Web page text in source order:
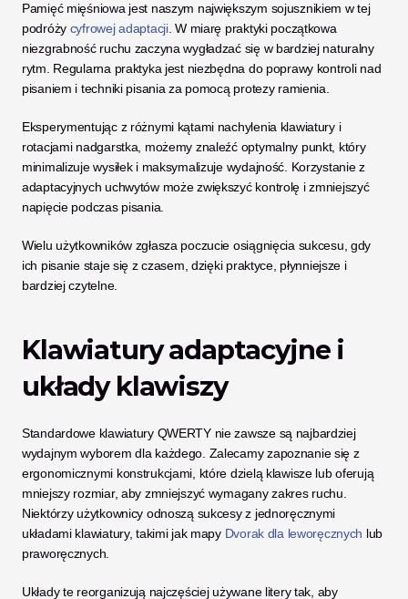
Pamięć mięśniowa jest naszym największym sojusznikiem w tej
podróży cyfrowej adaptacji. W miarę praktyki początkowa
niezgrabność ruchu zaczyna wygładzać się w bardziej naturalny
rytm. Regularna praktyka jest niezbędna do poprawy kontroli nad
pisaniem i techniki pisania za pomocą protezy ramienia.
Eksperymentując z różnymi kątami nachylenia klawiatury i
rotacjami nadgarstka, możemy znaleźć optymalny punkt, który
minimalizuje wysiłek i maksymalizuje wydajność. Korzystanie z
adaptacyjnych uchwytów może zwiększyć kontrolę i zmniejszyć
napięcie podczas pisania.
Wielu użytkowników zgłasza poczucie osiągnięcia sukcesu, gdy
ich pisanie staje się z czasem, dzięki praktyce, płynniejsze i
bardziej czytelne.
Klawiatury adaptacyjne i
układy klawiszy
Standardowe klawiatury QWERTY nie zawsze są najbardziej
wydajnym wyborem dla każdego. Zalecamy zapoznanie się z
ergonomicznymi konstrukcjami, które dzielą klawisze lub oferują
mniejszy rozmiar, aby zmniejszyć wymagany zakres ruchu.
Niektórzy użytkownicy odnoszą sukcesy z jednoręcznymi
układami klawiatury, takimi jak mapy Dvorak dla leworęcznych lub
praworęcznych.
Układy te reorganizują najczęściej używane litery tak, aby